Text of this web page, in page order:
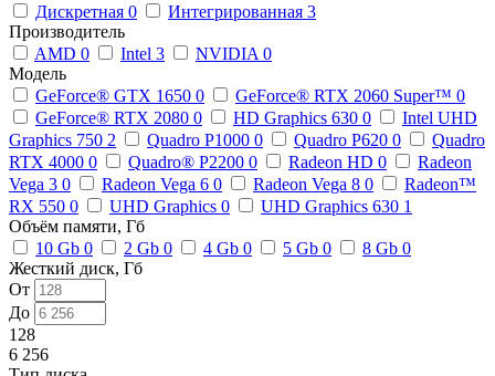
Дискретная 0 Интегрированная 3
Производитель
AMD 0 Intel 3 NVIDIA 0
Модель
GeForce® GTX 1650 0 GeForce® RTX 2060 Super™ 0
GeForce® RTX 2080 0 HD Graphics 630 0
Intel UHD
Graphics 750 2 Quadro P1000 0 Quadro P620 0
Quadro
RTX 4000 0 Quadro® P2200 0 Radeon HD 0
Radeon
Vega 3 0 Radeon Vega 6 0 Radeon Vega 8 0
Radeon™
RX 550 0 UHD Graphics 0 UHD Graphics 630 1
Объём памяти, Гб
10 Gb 0 2 Gb 0 4 Gb 0 5 Gb 0 8 Gb 0
Жесткий диск, Гб
От
До
128
6 256